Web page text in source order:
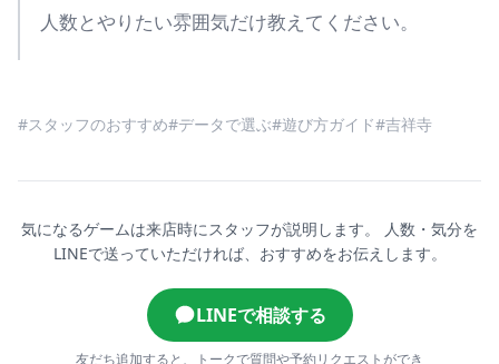
人数とやりたい雰囲気だけ教えてください。
#スタッフのおすすめ#データで選ぶ#遊び方ガイド#吉祥寺
気になるゲームは来店時にスタッフが説明します。
人数・気分を
LINEで送っていただければ、おすすめをお伝えします。
LINEで相談する
友だち追加すると、トークで質問や予約リクエストができ